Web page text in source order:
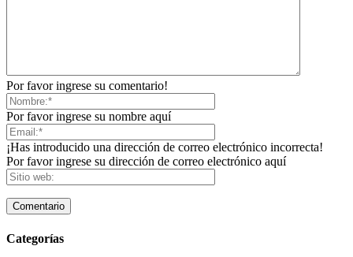
Por favor ingrese su comentario!
Por favor ingrese su nombre aquí
¡Has introducido una dirección de correo electrónico incorrecta!
Por favor ingrese su dirección de correo electrónico aquí
Categorías